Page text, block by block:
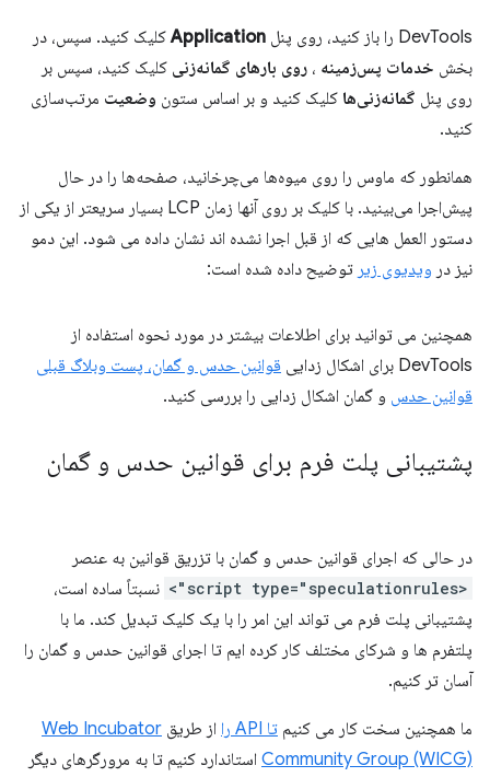
DevTools را باز کنید، روی پنل Applicationکلیک کنید. سپس، در
بخش خدمات پس‌زمینه ، روی بارهای گمانه‌زنی کلیک کنید، سپس بر
روی پنل گمانه‌زنی‌ها کلیک کنید و بر اساس ستون وضعیت مرتب‌سازی
کنید.
همانطور که ماوس را روی میوه‌ها می‌چرخانید، صفحه‌ها را در حال
پیش‌اجرا می‌بینید. با کلیک بر روی آنها زمان LCP بسیار سریعتر از یکی از
دستور العمل هایی که از قبل اجرا نشده اند نشان داده می شود. این دمو
نیز در ویدیوی زیر توضیح داده شده است:
همچنین می توانید برای اطلاعات بیشتر در مورد نحوه استفاده از
DevTools برای اشکال زدایی
قوانین حدس و گمان، پست وبلاگ قبلی
قوانین حدس و گمان اشکال زدایی را بررسی کنید.
پشتیبانی پلت فرم برای قوانین حدس و گمان
در حالی که اجرای قوانین حدس و گمان با تزریق قوانین به عنصر
<script type="speculationrules">
نسبتاً ساده است،
پشتیبانی پلت فرم می تواند این امر را با یک کلیک تبدیل کند. ما با
پلتفرم ها و شرکای مختلف کار کرده ایم تا اجرای قوانین حدس و گمان را
آسان تر کنیم.
ما همچنین سخت کار می کنیم تا API را از طریق Web Incubator
Community Group (WICG) استاندارد کنیم تا به مرورگرهای دیگر